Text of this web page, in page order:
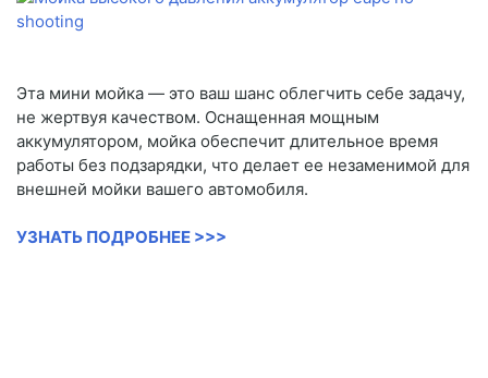
Эта мини мойка — это ваш шанс облегчить себе задачу,
не жертвуя качеством. Оснащенная мощным
аккумулятором, мойка обеспечит длительное время
работы без подзарядки, что делает ее незаменимой для
внешней мойки вашего автомобиля.
УЗНАТЬ ПОДРОБНЕЕ >>>